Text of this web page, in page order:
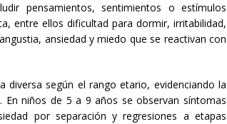
pensamientos, sentimientos o estímulos
entre ellos dificultad para dormir, irritabilidad,
ansiedad y miedo que se reactivan con
diversa según el rango etario, evidenciando la
En niños de 5 a 9 años se observan síntomas
por separación y regresiones a etapas